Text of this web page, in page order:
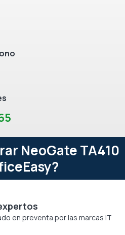
NeoGate TA410
en preventa por las marcas IT